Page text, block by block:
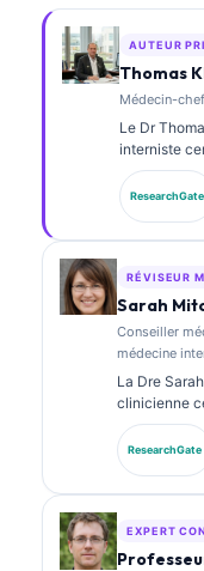
AUTEUR
Thomas
Médecin-
Le Dr
interniste
analyse
directeur
Le Dr Klein
laboratoire.
ResearchGate
RÉVISEUR
Sarah
Conseiller
médecine
La Dre
clinicienne
en
spécialisées
ResearchGate
EXPERT